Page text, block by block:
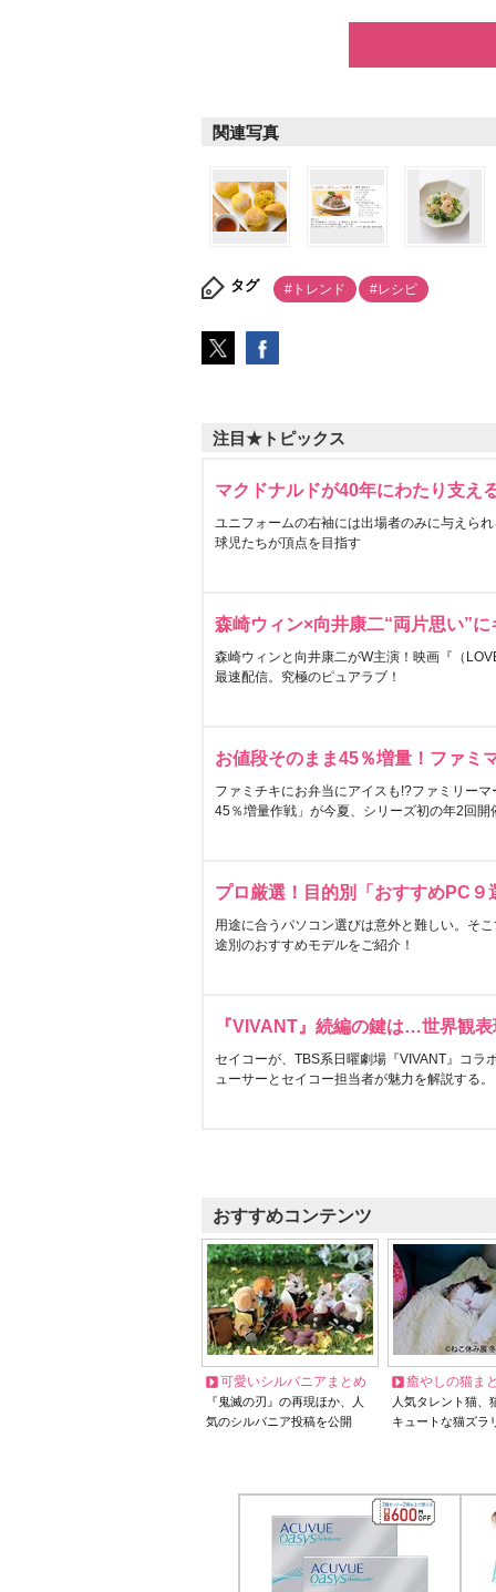
関連写真
タグ #トレンド #レシピ
注目★トピックス
マクドナルドが40年にわたり支え
ユニフォームの右袖には出場者のみに与えら
球児たちが頂点を目指す
森崎ウィン×向井康二“両片思い”
森崎ウィンと向井康二がW主演！映画『（
最速配信。究極のピュアラブ！
お値段そのまま45％増量！ファミ
ファミチキにお弁当にアイスも!?ファミリー
45％増量作戦」が今夏、シリーズ初の年2回開
プロ厳選！目的別「おすすめPC９
用途に合うパソコン選びは意外と難しい。そ
途別のおすすめモデルをご紹介！
『VIVANT』続編の鍵は…世界観
セイコーが、TBS系日曜劇場『VIVANT』コラ
ューサーとセイコー担当者が魅力を解説する。
おすすめコンテンツ
可愛いシルバニアまとめ
『鬼滅の刃』の再現ほか、人
気のシルバニア投稿を公開
癒やしの猫ま
人気タレント猫
キュートな猫ズラ